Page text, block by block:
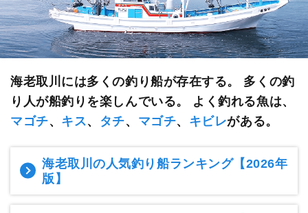
海老取川には多くの釣り船が存在する。 多くの釣
り人が船釣りを楽しんでいる。 よく釣れる魚は、
マゴチ、 キス、 タチ、 マゴチ、 キビレがある。
海老取川の人気釣り船ランキング【2026年
版】